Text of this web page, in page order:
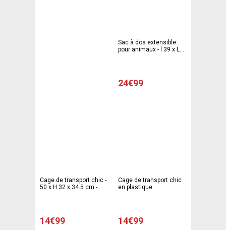
Sac à dos extensible
pour animaux - l 39 x L
24€99
Cage de transport chic -
50 x H 32 x 34.5 cm -
14€99
Cage de transport chic
en plastique
14€99